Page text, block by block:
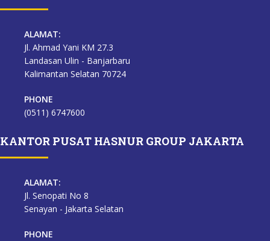
ALAMAT:
Jl. Ahmad Yani KM 27.3
Landasan Ulin - Banjarbaru
Kalimantan Selatan 70724
PHONE
(0511) 6747600
KANTOR PUSAT HASNUR GROUP JAKARTA
ALAMAT:
Jl. Senopati No 8
Senayan - Jakarta Selatan
PHONE